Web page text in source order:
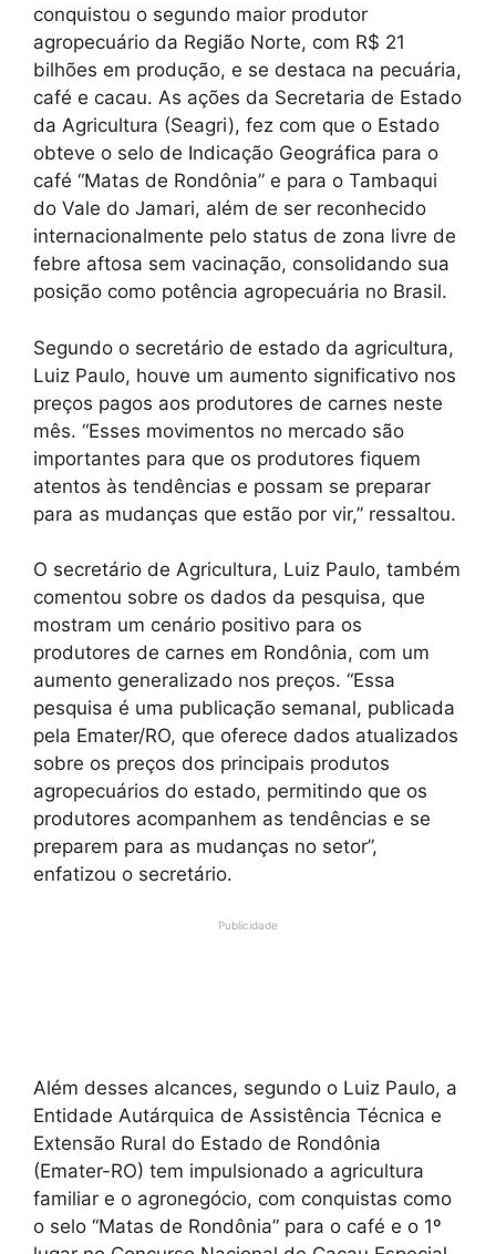
conquistou o segundo maior produtor
agropecuário da Região Norte, com R$ 21
bilhões em produção, e se destaca na pecuária,
café e cacau. As ações da Secretaria de Estado
da Agricultura (Seagri), fez com que o Estado
obteve o selo de Indicação Geográfica para o
café “Matas de Rondônia” e para o Tambaqui
do Vale do Jamari, além de ser reconhecido
internacionalmente pelo status de zona livre de
febre aftosa sem vacinação, consolidando sua
posição como potência agropecuária no Brasil.
Segundo o secretário de estado da agricultura,
Luiz Paulo, houve um aumento significativo nos
preços pagos aos produtores de carnes neste
mês. “Esses movimentos no mercado são
importantes para que os produtores fiquem
atentos às tendências e possam se preparar
para as mudanças que estão por vir,” ressaltou.
O secretário de Agricultura, Luiz Paulo, também
comentou sobre os dados da pesquisa, que
mostram um cenário positivo para os
produtores de carnes em Rondônia, com um
aumento generalizado nos preços. “Essa
pesquisa é uma publicação semanal, publicada
pela Emater/RO, que oferece dados atualizados
sobre os preços dos principais produtos
agropecuários do estado, permitindo que os
produtores acompanhem as tendências e se
preparem para as mudanças no setor”,
enfatizou o secretário.
Publicidade
Além desses alcances, segundo o Luiz Paulo, a
Entidade Autárquica de Assistência Técnica e
Extensão Rural do Estado de Rondônia
(Emater-RO) tem impulsionado a agricultura
familiar e o agronegócio, com conquistas como
o selo “Matas de Rondônia” para o café e o 1º